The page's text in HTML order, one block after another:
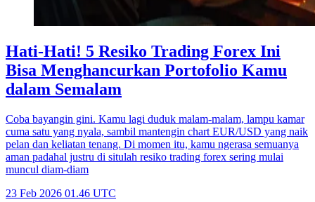
Hati-Hati! 5 Resiko Trading Forex Ini
Bisa Menghancurkan Portofolio Kamu
dalam Semalam
Coba bayangin gini. Kamu lagi duduk malam-malam, lampu kamar
cuma satu yang nyala, sambil mantengin chart EUR/USD yang naik
pelan dan keliatan tenang. Di momen itu, kamu ngerasa semuanya
aman padahal justru di situlah resiko trading forex sering mulai
muncul diam-diam
23 Feb 2026 01.46 UTC